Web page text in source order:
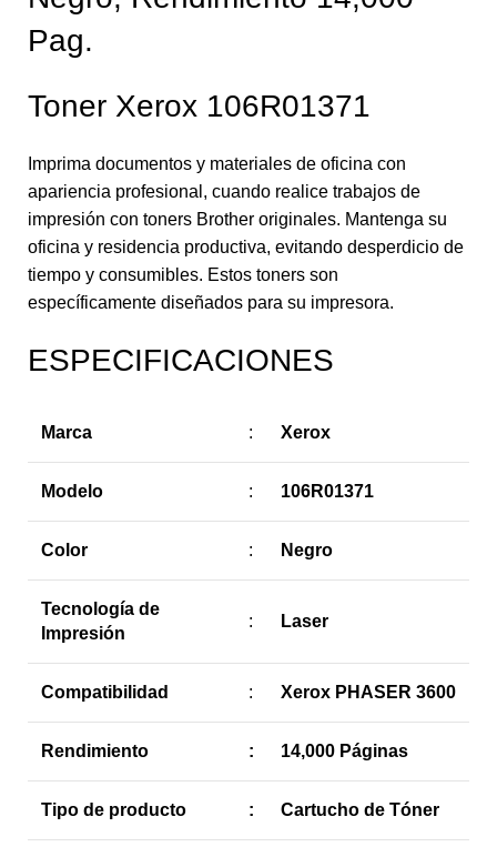
Pag.
Toner Xerox 106R01371
Imprima documentos y materiales de oficina con
apariencia profesional, cuando realice trabajos de
impresión con toners Brother originales. Mantenga su
oficina y residencia productiva, evitando desperdicio de
tiempo y consumibles. Estos toners son
específicamente diseñados para su impresora.
ESPECIFICACIONES
Marca : Xerox
Modelo : 106R01371
Color : Negro
Tecnología de
Impresión
: Laser
Compatibilidad : Xerox PHASER 3600
Rendimiento : 14,000 Páginas
Tipo de producto : Cartucho de Tóner